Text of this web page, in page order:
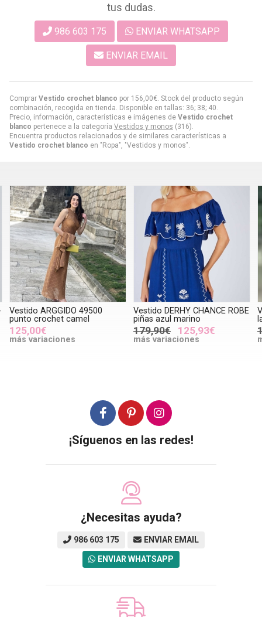
Comprar Vestido crochet blanco por 156,00€. Stock del producto según
combinación, recogida en tienda. Disponible en tallas: 36; 38; 40.
Precio, información, características e imágenes de Vestido crochet
blanco pertenece a la categoría Vestidos y monos (316).
Encuentra productos relacionados y de similares características a
Vestido crochet blanco en "Ropa", "Vestidos y monos".
tus dudas.
986 603 175 ENVIAR WHATSAPP
ENVIAR EMAIL
Vestido DERHY CHANCE ROBE
piñas azul marino
179,90€
más variaciones
VESTIDO Derhy PANDERO
largo abalorios naranja
139,95€ 97,96€
más variaciones
¡Síguenos en las redes!
¿Necesitas ayuda?
986 603 175 ENVIAR EMAIL
ENVIAR WHATSAPP